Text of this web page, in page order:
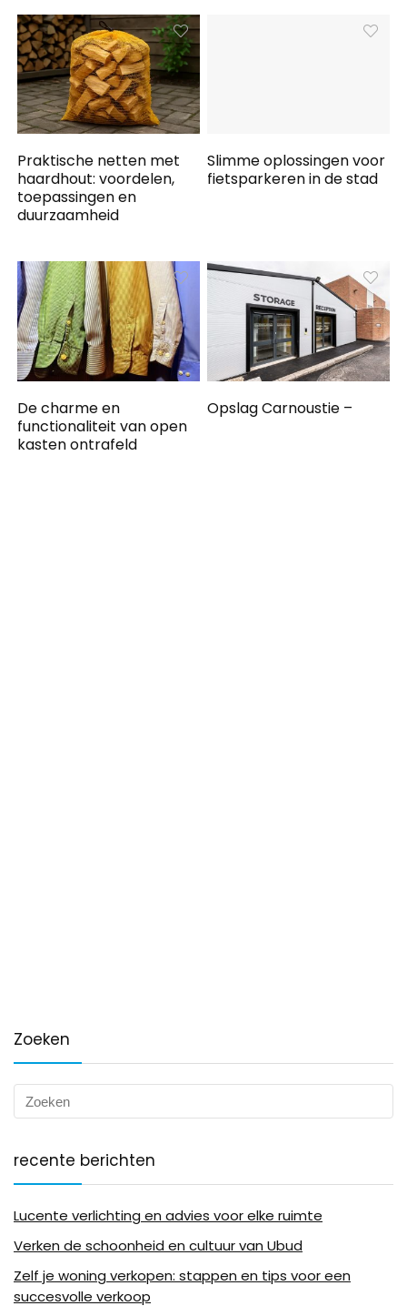
Praktische netten met
haardhout: voordelen,
toepassingen en
duurzaamheid
Slimme oplossingen voor
fietsparkeren in de stad
De charme en
functionaliteit van open
kasten ontrafeld
Opslag Carnoustie –
Zoeken
recente berichten
Lucente verlichting en advies voor elke ruimte
Verken de schoonheid en cultuur van Ubud
Zelf je woning verkopen: stappen en tips voor een
succesvolle verkoop